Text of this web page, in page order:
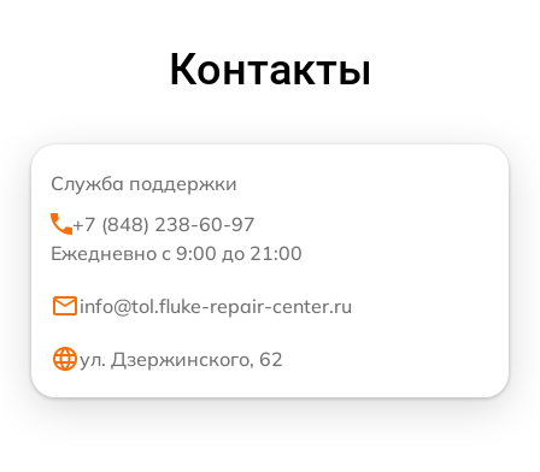
Контакты
Служба поддержки
+7 (848) 238-60-97
Ежедневно с 9:00 до 21:00
info@tol.fluke-repair-center.ru
ул. Дзержинского, 62